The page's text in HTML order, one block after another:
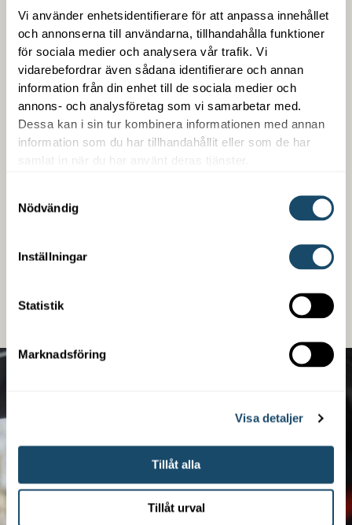
Vi använder enhetsidentifierare för att anpassa innehållet
och annonserna till användarna, tillhandahålla funktioner
för sociala medier och analysera vår trafik. Vi
vidarebefordrar även sådana identifierare och annan
information från din enhet till de sociala medier och
annons- och analysföretag som vi samarbetar med.
Dessa kan i sin tur kombinera informationen med annan
information som du har tillhandahållit eller som de har
samlat in när du har använt deras tjänster.
Nödvändig
Inställningar
Statistik
Marknadsföring
Visa detaljer
Tillåt alla
Tillåt urval
Trygg med Enwell
kompetenta på det vi gör och är din partner över en
det handlar om ett nybygge eller en befintlig